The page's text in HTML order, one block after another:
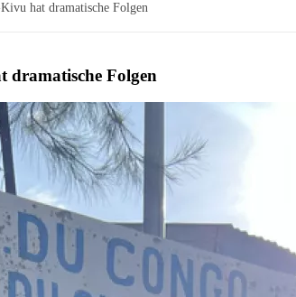
hat dramatische Folgen
Folgen